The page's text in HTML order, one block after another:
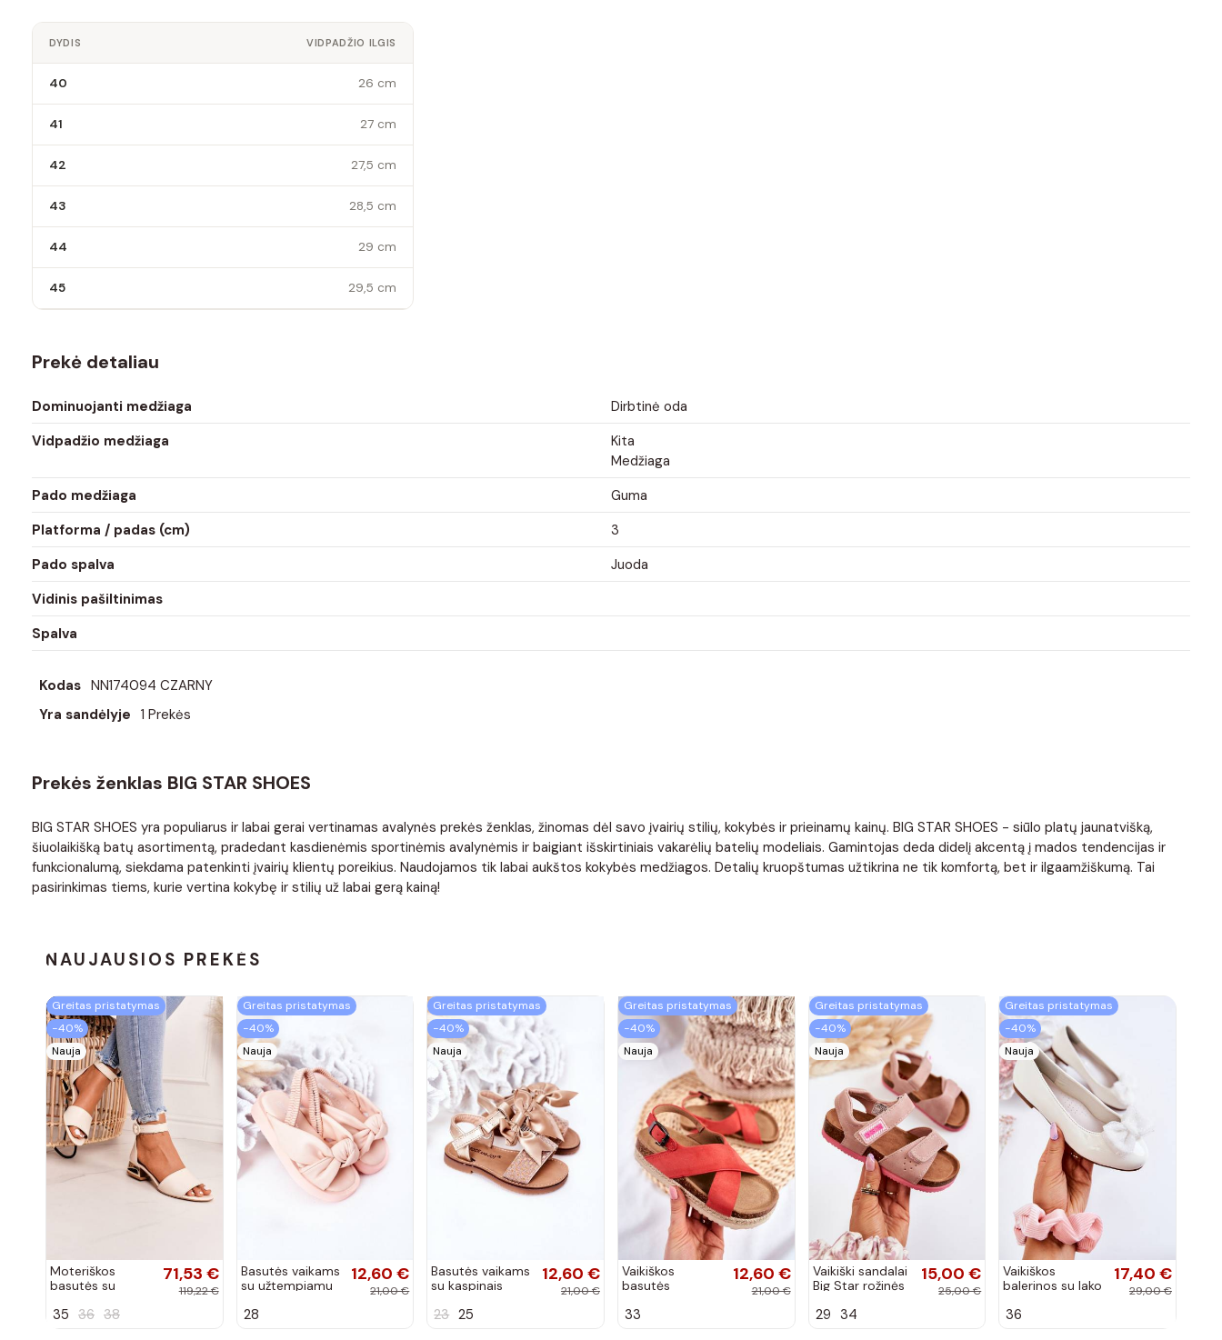
DYDIS VIDPADŽIO ILGIS
40 26 cm
41 27 cm
42 27,5 cm
43 28,5 cm
44 29 cm
45 29,5 cm
Prekė detaliau
Dominuojanti medžiaga
Dirbtinė oda
Vidpadžio medžiaga
Kita
Medžiaga
Pado medžiaga
Guma
Platforma / padas (cm)
3
Pado spalva
Juoda
Vidinis pašiltinimas
Spalva
Kodas NN174094 CZARNY
Yra sandėlyje 1 Prekės
Prekės ženklas BIG STAR SHOES
BIG STAR SHOES yra populiarus ir labai gerai vertinamas avalynės prekės ženklas, žinomas dėl savo įvairių stilių, kokybės ir prieinamų kainų. BIG STAR SHOES - siūlo platų jaunatvišką,
šiuolaikišką batų asortimentą, pradedant kasdienėmis sportinėmis avalynėmis ir baigiant išskirtiniais vakarėlių batelių modeliais. Gamintojas deda didelį akcentą į mados tendencijas ir
funkcionalumą, siekdama patenkinti įvairių klientų poreikius. Naudojamos tik labai aukštos kokybės medžiagos. Detalių kruopštumas užtikrina ne tik komfortą, bet ir ilgaamžiškumą. Tai
pasirinkimas tiems, kurie vertina kokybę ir stilių už labai gerą kainą!
NAUJAUSIOS PREKĖS
Greitas pristatymas
−40%
Nauja
Moteriškos
basutės su
kulniukais Laura
71,53 €
119,22 €
35 36 38
Greitas pristatymas
−40%
Nauja
Basutės vaikams
su užtempiamu
spalvos
12,60 €
21,00 €
28
Greitas pristatymas
−40%
Nauja
Basutės vaikams
su kaspinais
12,60 €
21,00 €
23 25
Greitas pristatymas
−40%
Nauja
Vaikiškos
basutės
12,60 €
21,00 €
33
Greitas pristatymas
−40%
Nauja
Vaikiški sandalai
Big Star rožinės
15,00 €
25,00 €
29 34
Greitas pristatymas
−40%
Nauja
Vaikiškos
balerinos su lako
kaspinais baltos
17,40 €
29,00 €
36